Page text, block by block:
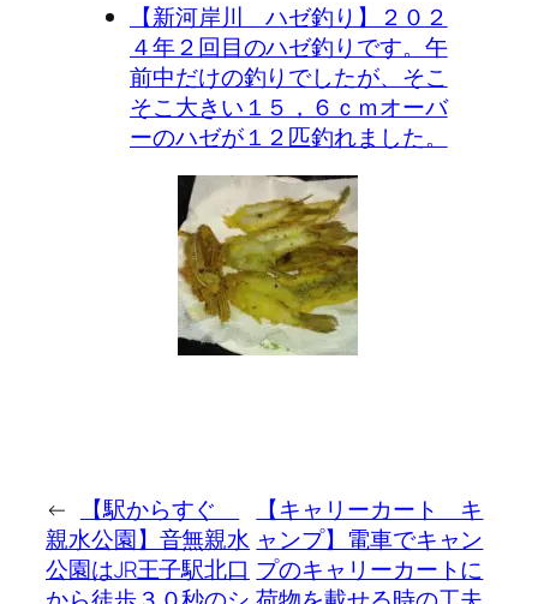
【新河岸川 ハゼ釣り】２０２
４年２回目のハゼ釣りです。午
前中だけの釣りでしたが、そこ
そこ大きい１５，６ｃｍオーバ
ーのハゼが１２匹釣れました。
←
【駅からすぐ
親水公園】音無親水
公園はJR王子駅北口
【キャリーカート キ
ャンプ】電車でキャン
プのキャリーカートに